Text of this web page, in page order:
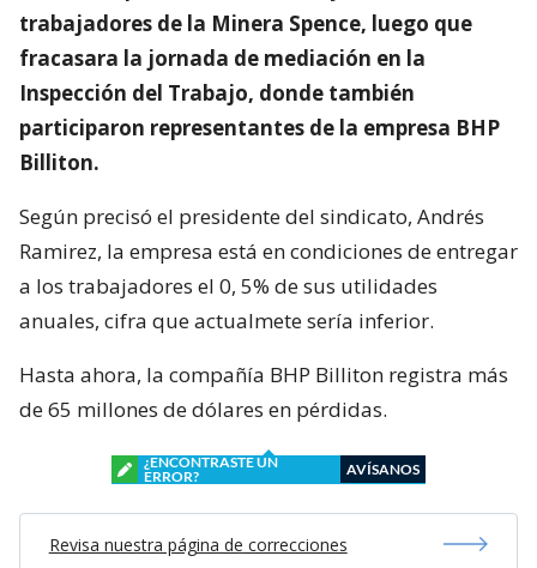
trabajadores de la Minera Spence, luego que
fracasara la jornada de mediación en la
Inspección del Trabajo, donde también
participaron representantes de la empresa BHP
Billiton.
Según precisó el presidente del sindicato, Andrés
Ramirez, la empresa está en condiciones de entregar
a los trabajadores el 0, 5% de sus utilidades
anuales, cifra que actualmete sería inferior.
Hasta ahora, la compañía BHP Billiton registra más
de 65 millones de dólares en pérdidas.
¿ENCONTRASTE UN
ERROR?
AVÍSANOS
Revisa nuestra página de correcciones